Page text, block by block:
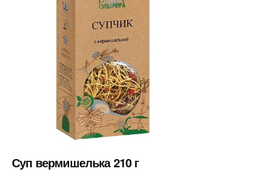
Суп вермишелька 210 г